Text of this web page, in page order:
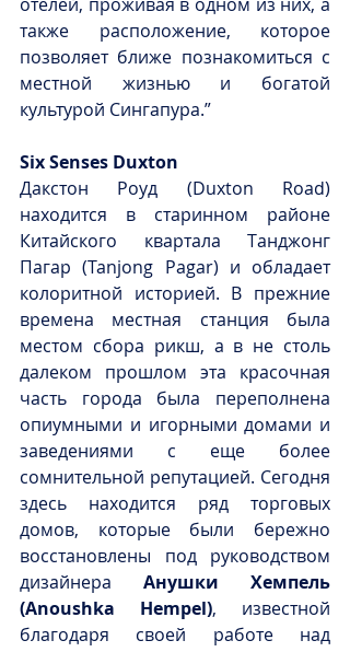
отелей, проживая в одном из них, а
также расположение, которое
позволяет ближе познакомиться с
местной жизнью и богатой
культурой Сингапура.”
Six Senses Duxton
Дакстон Роуд (Duxton Road)
находится в старинном районе
Китайского квартала Танджонг
Пагар (Tanjong Pagar) и обладает
колоритной историей. В прежние
времена местная станция была
местом сбора рикш, а в не столь
далеком прошлом эта красочная
часть города была переполнена
опиумными и игорными домами и
заведениями с еще более
сомнительной репутацией. Сегодня
здесь находится ряд торговых
домов, которые были бережно
восстановлены под руководством
дизайнера Анушки Хемпель
(Anoushka Hempel), известной
благодаря своей работе над